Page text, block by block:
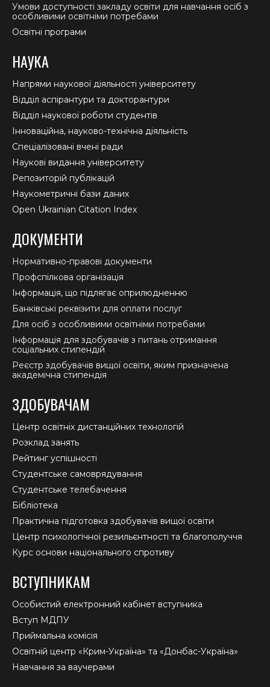
Умови доступності закладу освіти для навчання осіб з
особливими освітніми потребами
Освітні програми
НАУКА
Напрями наукової діяльності університету
Відділ аспірантури та докторантури
Відділ наукової роботи студентів
Інноваційна, науково-технічна діяльність
Спеціалізовані вчені ради
Наукові видання університету
Репозиторій публікацій
Наукометричні бази даних
Open Ukrainian Citation Index
ДОКУМЕНТИ
Нормативно-правові документи
Профспілкова організація
Інформація, що підлягає оприлюдненню
Банківські реквізити для оплати послуг
Для осіб з особливими освітніми потребами
Інформація для здобувачів з питань отримання
соціальних стипендій
Реєстр здобувачів вищої освіти, яким призначена
академічна стипендія
ЗДОБУВАЧАМ
Центр освітніх дистанційних технологій
Розклад занять
Рейтинг успішності
Студентське самоврядування
Студентське телебачення
Бібліотека
Практична підготовка здобувачів вищої освіти
Центр психологічної резильєнтності та благополуччя
Курс основи національного спротиву
ВСТУПНИКАМ
Особистий електронний кабінет вступника
Вступ МДПУ
Приймальна комісія
Освітній центр «Крим-Україна» та «Донбас-Україна»
Навчання за ваучерами